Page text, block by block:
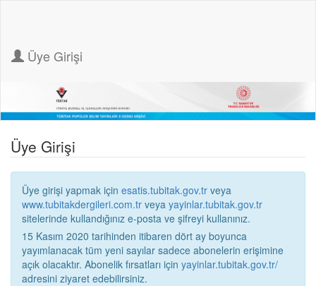
Üye Girişi
Üye Girişi
Üye girişi yapmak için esatis.tubitak.gov.tr veya
www.tubitakdergileri.com.tr veya yayinlar.tubitak.gov.tr
sitelerinde kullandığınız e-posta ve şifreyi kullanınız.
15 Kasım 2020 tarihinden itibaren dört ay boyunca
yayımlanacak tüm yeni sayılar sadece abonelerin erişimine
açık olacaktır. Abonelik fırsatları için yayinlar.tubitak.gov.tr/
adresini ziyaret edebilirsiniz.